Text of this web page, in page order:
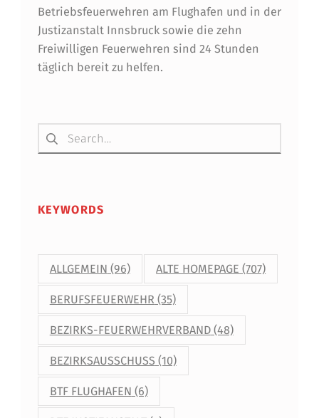
Betriebsfeuerwehren am Flughafen und in der
Justizanstalt Innsbruck sowie die zehn
Freiwilligen Feuerwehren sind 24 Stunden
täglich bereit zu helfen.
Suchen nach:
KEYWORDS
ALLGEMEIN (96) ALTE HOMEPAGE (707)
BERUFSFEUERWEHR (35)
BEZIRKS-FEUERWEHRVERBAND(48)
BEZIRKSAUSSCHUSS (10)
BTF FLUGHAFEN (6)